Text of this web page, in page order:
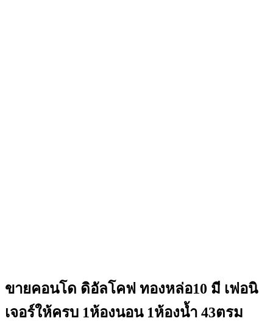
ขายคอนโด ดิอัลโคฟ ทองหล่อ10 มี เฟอนิ
เจอร์ให้ครบ 1ห้องนอน 1ห้องน้ำ 43ตรม